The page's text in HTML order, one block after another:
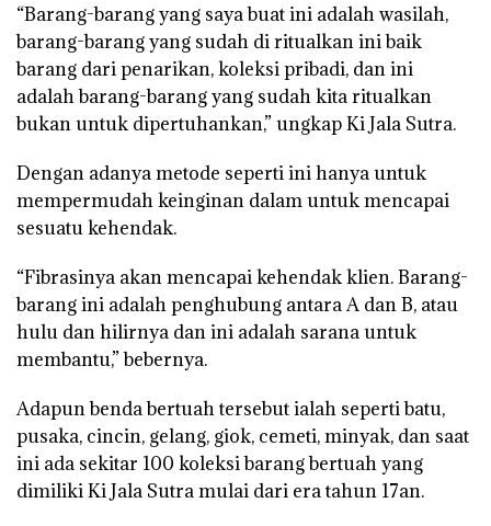
“Barang-barang yang saya buat ini adalah wasilah,
barang-barang yang sudah di ritualkan ini baik
barang dari penarikan, koleksi pribadi, dan ini
adalah barang-barang yang sudah kita ritualkan
bukan untuk dipertuhankan,” ungkap Ki Jala Sutra.
Dengan adanya metode seperti ini hanya untuk
mempermudah keinginan dalam untuk mencapai
sesuatu kehendak.
“Fibrasinya akan mencapai kehendak klien. Barang-
barang ini adalah penghubung antara A dan B, atau
hulu dan hilirnya dan ini adalah sarana untuk
membantu,” bebernya.
Adapun benda bertuah tersebut ialah seperti batu,
pusaka, cincin, gelang, giok, cemeti, minyak, dan saat
ini ada sekitar 100 koleksi barang bertuah yang
dimiliki Ki Jala Sutra mulai dari era tahun 17an.